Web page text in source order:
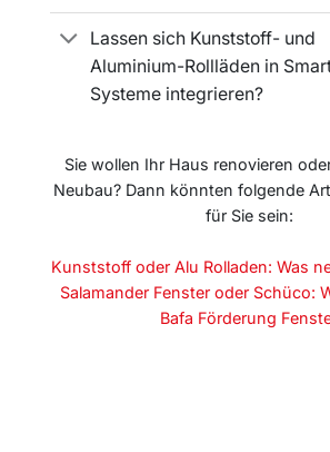
Lassen sich Kunststoff- und
Aluminium-Rollläden in
Systeme integrieren?
Sie wollen Ihr Haus renovieren
Neubau? Dann könnten folgende
für Sie sein:
Kunststoff oder Alu Rolladen: Was
Salamander Fenster oder Schüco:
Bafa Förderung